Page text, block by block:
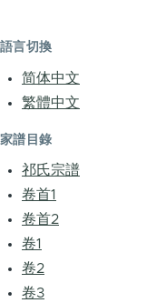
語言切換
简体中文
繁體中文
家譜目錄
祁氏宗譜
卷首1
卷首2
卷1
卷2
卷3